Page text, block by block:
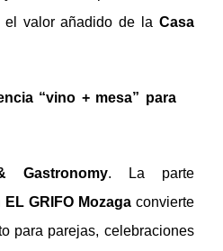
el valor añadido de la Casa
“vino + mesa” para
Gastronomy. La parte
EL GRIFO Mozagaconvierte
para parejas, celebraciones